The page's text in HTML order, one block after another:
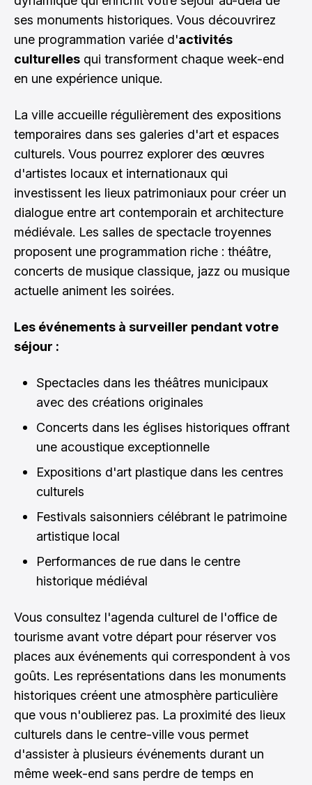
ses monuments historiques. Vous découvrirez
une programmation variée d'activités
culturelles qui transforment chaque week-end
en une expérience unique.
La ville accueille régulièrement des expositions
temporaires dans ses galeries d'art et espaces
culturels. Vous pourrez explorer des œuvres
d'artistes locaux et internationaux qui
investissent les lieux patrimoniaux pour créer un
dialogue entre art contemporain et architecture
médiévale. Les salles de spectacle troyennes
proposent une programmation riche : théâtre,
concerts de musique classique, jazz ou musique
actuelle animent les soirées.
Les événements à surveiller pendant votre
séjour :
Spectacles dans les théâtres municipaux
avec des créations originales
Concerts dans les églises historiques offrant
une acoustique exceptionnelle
Expositions d'art plastique dans les centres
culturels
Festivals saisonniers célébrant le patrimoine
artistique local
Performances de rue dans le centre
historique médiéval
Vous consultez l'agenda culturel de l'office de
tourisme avant votre départ pour réserver vos
places aux événements qui correspondent à vos
goûts. Les représentations dans les monuments
historiques créent une atmosphère particulière
que vous n'oublierez pas. La proximité des lieux
culturels dans le centre-ville vous permet
d'assister à plusieurs événements durant un
même week-end sans perdre de temps en